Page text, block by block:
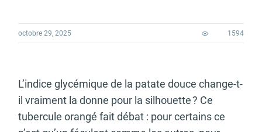
octobre 29, 2025 1594
L’indice glycémique de la patate douce change-t-
il vraiment la donne pour la silhouette ? Ce
tubercule orangé fait débat : pour certains ce